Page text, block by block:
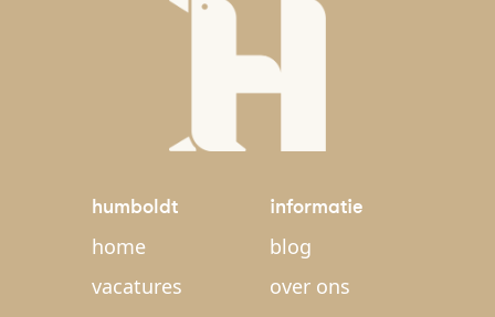
humboldt
home
vacatures
informatie
blog
over ons